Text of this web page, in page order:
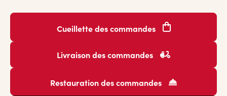
Cueillette des commandes
Livraison des commandes
Restauration des commandes